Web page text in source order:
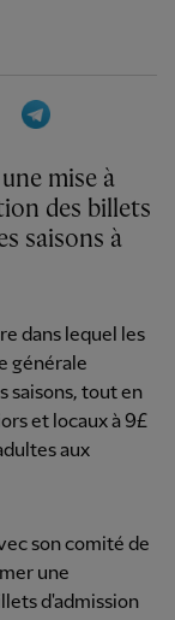
LinkedIn
des billets
saisons à
dans lequel les
générale
saisons, tout en
et locaux à 9£
aux
son comité de
une
d'admission